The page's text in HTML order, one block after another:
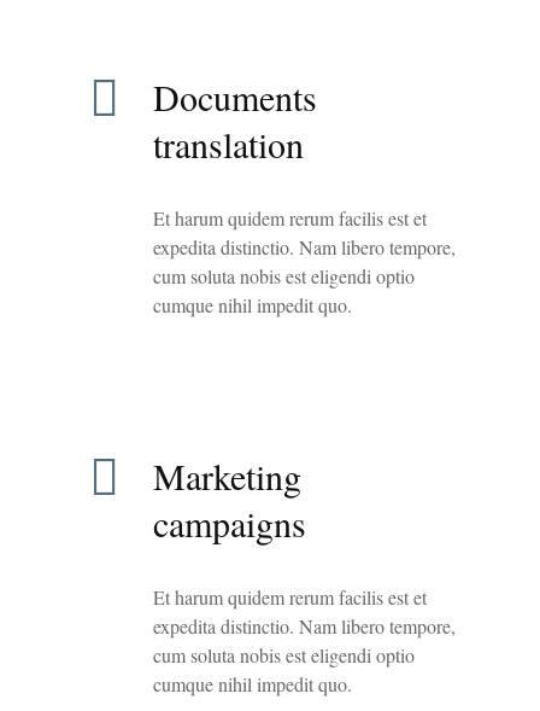
Documents
translation
Et harum quidem rerum facilis est et
expedita distinctio. Nam libero tempore,
cum soluta nobis est eligendi optio
cumque nihil impedit quo.
Marketing
campaigns
Et harum quidem rerum facilis est et
expedita distinctio. Nam libero tempore,
cum soluta nobis est eligendi optio
cumque nihil impedit quo.